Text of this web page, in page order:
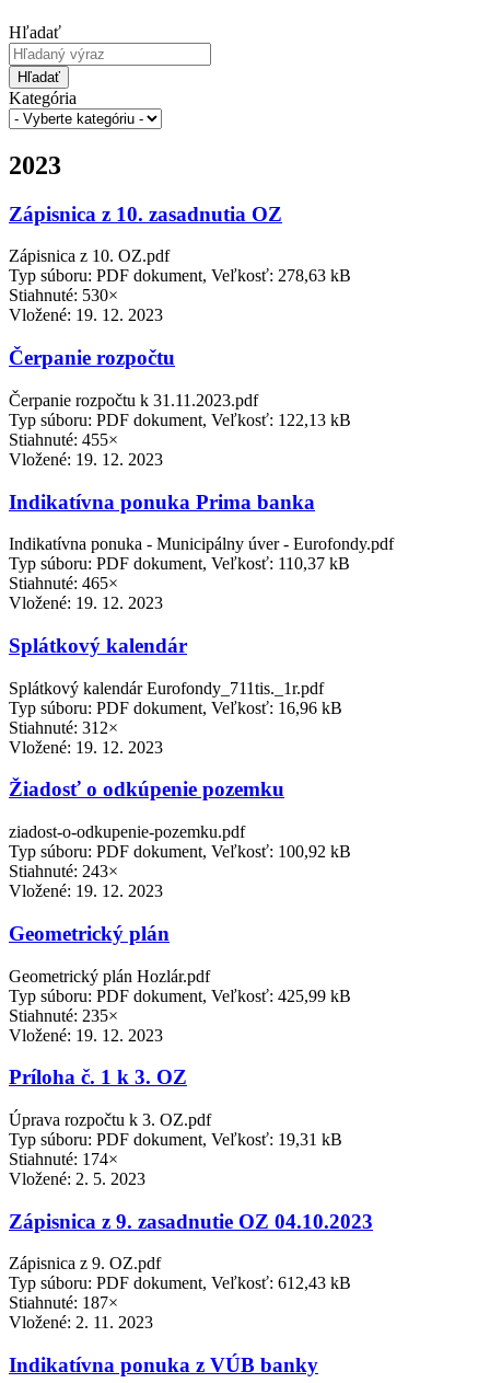
Hľadať
Hľadať
Kategória
2023
Zápisnica z 10. zasadnutia OZ
Zápisnica z 10. OZ.pdf
Typ súboru: PDF dokument, Veľkosť: 278,63 kB
Stiahnuté: 530×
Vložené: 19. 12. 2023
Čerpanie rozpočtu
Čerpanie rozpočtu k 31.11.2023.pdf
Typ súboru: PDF dokument, Veľkosť: 122,13 kB
Stiahnuté: 455×
Vložené: 19. 12. 2023
Indikatívna ponuka Prima banka
Indikatívna ponuka - Municipálny úver - Eurofondy.pdf
Typ súboru: PDF dokument, Veľkosť: 110,37 kB
Stiahnuté: 465×
Vložené: 19. 12. 2023
Splátkový kalendár
Splátkový kalendár Eurofondy_711tis._1r.pdf
Typ súboru: PDF dokument, Veľkosť: 16,96 kB
Stiahnuté: 312×
Vložené: 19. 12. 2023
Žiadosť o odkúpenie pozemku
ziadost-o-odkupenie-pozemku.pdf
Typ súboru: PDF dokument, Veľkosť: 100,92 kB
Stiahnuté: 243×
Vložené: 19. 12. 2023
Geometrický plán
Geometrický plán Hozlár.pdf
Typ súboru: PDF dokument, Veľkosť: 425,99 kB
Stiahnuté: 235×
Vložené: 19. 12. 2023
Príloha č. 1 k 3. OZ
Úprava rozpočtu k 3. OZ.pdf
Typ súboru: PDF dokument, Veľkosť: 19,31 kB
Stiahnuté: 174×
Vložené: 2. 5. 2023
Zápisnica z 9. zasadnutie OZ 04.10.2023
Zápisnica z 9. OZ.pdf
Typ súboru: PDF dokument, Veľkosť: 612,43 kB
Stiahnuté: 187×
Vložené: 2. 11. 2023
Indikatívna ponuka z VÚB banky